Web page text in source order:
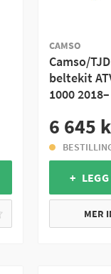
CAMSO
Camso/
beltekit
1000 2018–
6 645
+ LEGG
MER